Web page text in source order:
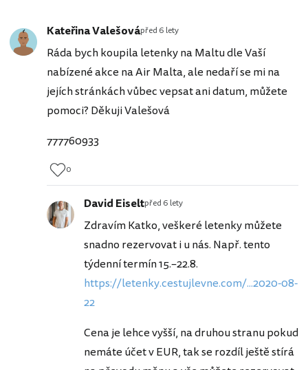
Kateřina Valešovápřed 6 lety
Ráda bych koupila letenky na Maltu dle Vaší
nabízené akce na Air Malta, ale nedaří se mi na
jejích stránkách vůbec vepsat ani datum, můžete
pomoci? Děkuji Valešová
777760933
0
David Eiseltpřed 6 lety
Zdravím Katko, veškeré letenky můžete
snadno rezervovat i u nás. Např. tento
týdenní termín 15.–22.8.
https://letenky.cestujlevne.com/...2020-08-
22
Cena je lehce vyšší, na druhou stranu pokud
nemáte účet v EUR, tak se rozdíl ještě stírá